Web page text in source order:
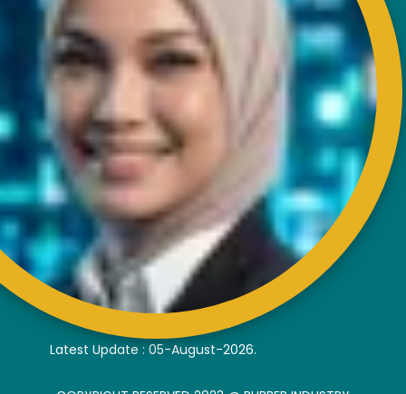
EXTERNAL LINK
Disclaimer
Privacy and Security Policy
FAQs
Helps & Support
Sitemap
VISITORS COUNTER
Latest Update : 05-August-2026.